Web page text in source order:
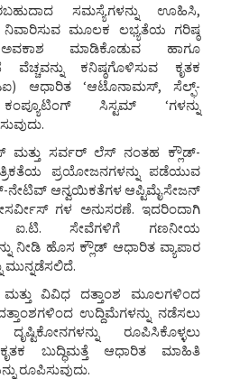
ಸಮಸ್ಯೆಗಳನ್ನು ಊಹಿಸಿ,
ನಿವಾರಿಸುವ ಮೂಲಕ ಲಭ್ಯತೆಯ ಗರಿಷ್ಠ
ಮಾಡಿಕೊಡುವ ಹಾಗೂ
ವೆಚ್ಚವನ್ನು ಕನಿಷ್ಠಗೊಳಿಸುವ ಕೃತಕ
ಆಧಾರಿತ ‘ಆಟೊನಾಮಸ್, ಸೆಲ್ಫ್-
ಸಿಸ್ಟಮ್ ‘ಗಳನ್ನು
ಮತ್ತು ಸರ್ವರ್ ಲೆಸ್ ನಂತಹ ಕ್ಲೌಡ್-
ಪ್ರಯೋಜನಗಳನ್ನು ಪಡೆಯುವ
ನೇಟಿವ್ ಆನ್ವಯಿಕತೆಗಳ ಆಪ್ಟಿಮೈಸೇಜನ್
ಗಳ ಅನುಸರಣೆ. ಇದರಿಂದಾಗಿ
ಐ.ಟಿ. ಸೇವೆಗಳಿಗೆ ಗಣನೀಯ
ನೀಡಿ ಹೊಸ ಕ್ಲೌಡ್ ಆಧಾರಿತ ವ್ಯಾಪಾರ
ಮುನ್ನಡೆಸಲಿದೆ.
ವಿವಿಧ ದತ್ತಾಂಶ ಮೂಲಗಳಿಂದ
ಉದ್ದಿಮೆಗಳನ್ನು ನಡೆಸಲು
ರೂಪಿಸಿಕೊಳ್ಳಲು
ಬುದ್ಧಿಮತ್ತೆ ಆಧಾರಿತ ಮಾಹಿತಿ
ರೂಪಿಸುವುದು.